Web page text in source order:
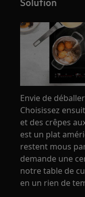
Envie de
Choisissez
et des crêpes
est un plat
restent mous
demande une
notre table de
en un rien de